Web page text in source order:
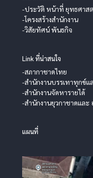
-ประวัติ หน้าที่ ยุทธศาส
-โครงสร้างสำนักงาน
-วิสัยทัศน์ พันธกิจ
Link ที่น่าสนใจ
-สภากาชาดไทย
-สำนักงานบรรเทาทุกข์
-สำนักงานจัดหารายได้
-สำนักงานยุวกาชาดและ
แผนที่